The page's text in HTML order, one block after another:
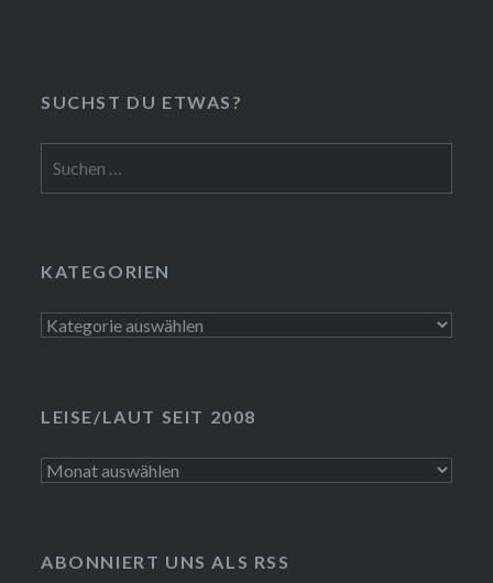
SUCHST DU ETWAS?
nach:
KATEGORIEN
Kategorien
LEISE/LAUT SEIT 2008
LEISE/laut
ABONNIERT UNS ALS RSS